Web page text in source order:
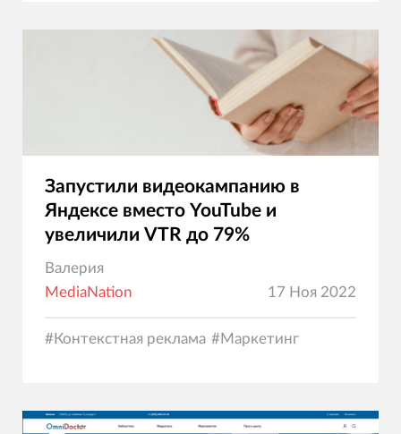
Запустили видеокампанию в
Яндексе вместо YouTube и
увеличили VTR до 79%
Валерия
MediaNation
17 Ноя 2022
#Контекстная реклама #Маркетинг